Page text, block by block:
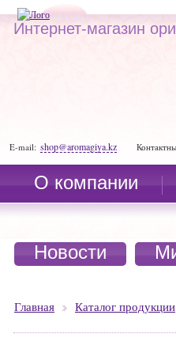
Интернет-магазин
E-mail: shop@aromagiya.kz
О компании
Новости
Главная Каталог продукции